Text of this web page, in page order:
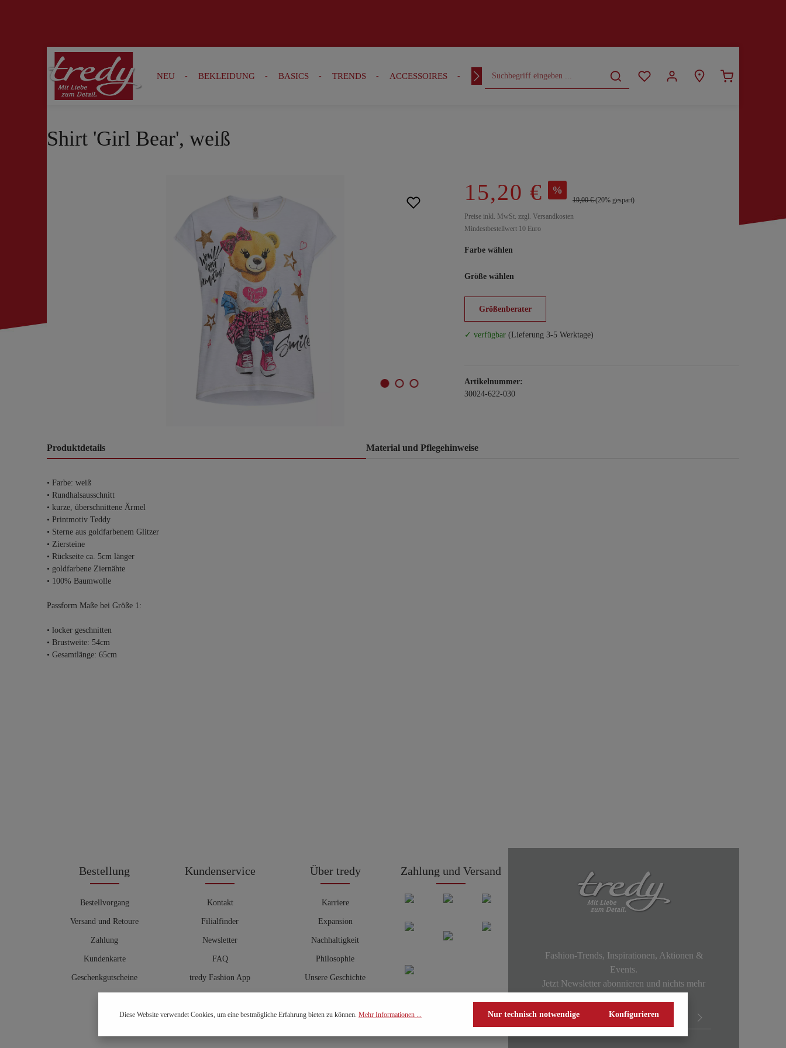
Zur Suche springen Zur Hauptnavigation springen
NEU BEKLEIDUNG BASICS TRENDS ACCESSOIRES OUTFITS CURVY
Shirt 'Girl Bear', weiß
15,20 € %
19,00 €(20% gespart)
Preise inkl. MwSt. zzgl. Versandkosten
Mindestbestellwert 10 Euro
Farbe wählen
Größe wählen
Größenberater
✓ verfügbar (Lieferung 3-5 Werktage)
Artikelnummer:
30024-622-030
Produktdetails Material und Pflegehinweise
• Farbe: weiß
• Rundhalsausschnitt
• kurze, überschnittene Ärmel
• Printmotiv Teddy
• Sterne aus goldfarbenem Glitzer
• Ziersteine
• Rückseite ca. 5cm länger
• goldfarbene Ziernähte
• 100% Baumwolle
Passform Maße bei Größe 1:
• locker geschnitten
• Brustweite: 54cm
• Gesamtlänge: 65cm
Bestellung
Bestellvorgang
Versand und Retoure
Zahlung
Kundenkarte
Geschenkgutscheine
Kundenservice
Kontakt
Filialfinder
Newsletter
FAQ
tredy Fashion App
Hosenberater
Über tredy
Karriere
Expansion
Nachhaltigkeit
Philosophie
Unsere Geschichte
Zahlung und Versand
Fashion-Trends, Inspirationen, Aktionen &
Events.
Jetzt Newsletter abonnieren und nichts mehr
Diese Website verwendet Cookies, um eine bestmögliche Erfahrung bieten zu können. Mehr Informationen ... Nur technisch notwendige Konfigurieren